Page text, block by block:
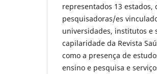
representados 13 estados,
pesquisadoras/es
universidades, institutos e
capilaridade da Revista
como a presença de
ensino e pesquisa e